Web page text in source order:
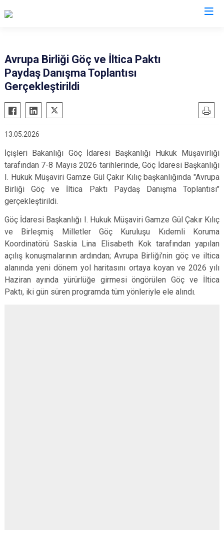
Avrupa Birliği Göç ve İltica Paktı
Paydaş Danışma Toplantısı
Gerçekleştirildi
13.05.2026
İçişleri Bakanlığı Göç İdaresi Başkanlığı Hukuk Müşavirliği
tarafından 7-8 Mayıs 2026 tarihlerinde, Göç İdaresi Başkanlığı
I. Hukuk Müşaviri Gamze Gül Çakır Kılıç başkanlığında "Avrupa
Birliği Göç ve İltica Paktı Paydaş Danışma Toplantısı"
gerçekleştirildi.
Göç İdaresi Başkanlığı I. Hukuk Müşaviri Gamze Gül Çakır Kılıç
ve Birleşmiş Milletler Göç Kuruluşu Kıdemli Koruma
Koordinatörü Saskia Lina Elisabeth Kok tarafından yapılan
açılış konuşmalarının ardından; Avrupa Birliği’nin göç ve iltica
alanında yeni dönem yol haritasını ortaya koyan ve 2026 yılı
Haziran ayında yürürlüğe girmesi öngörülen Göç ve İltica
Paktı, iki gün süren programda tüm yönleriyle ele alındı.